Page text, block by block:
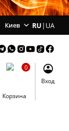
Киев RU | UA
Корзина
0
Вход